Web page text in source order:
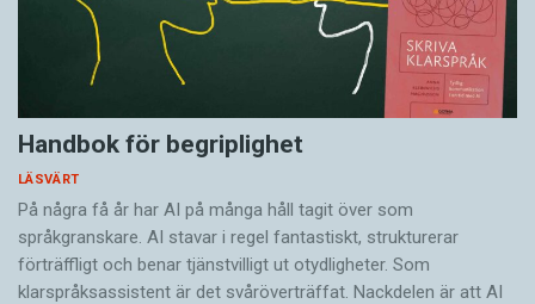
Handbok för begriplighet
LÄSVÄRT
På några få år har AI på många håll tagit över som
språkgranskare. AI stavar i regel fantastiskt, strukturerar
förträffligt och benar tjänstvilligt ut otydligheter. Som
klarspråksassistent är det svår­överträffat. Nack­delen är att AI